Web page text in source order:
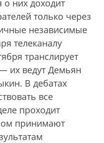
них доходит
только через
независимые
телеканалу
транслирует
их ведут Демьян
В дебатах
все
проходит
принимают